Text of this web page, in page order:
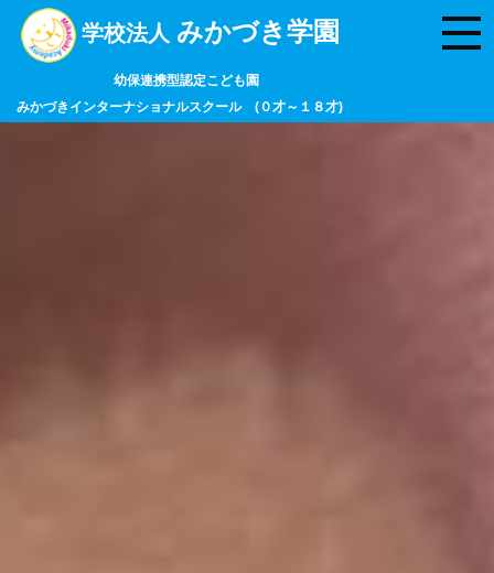
学校法人 みかづき学園
幼保連携型認定こども園
みかづきインターナショナルスクール (０才～１８才)